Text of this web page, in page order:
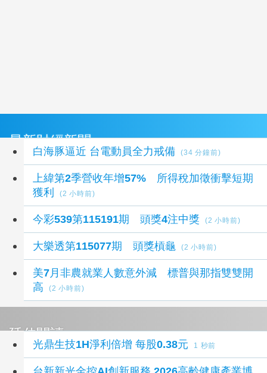
最新財經新聞
白海豚逼近 台電動員全力戒備 (34 分鐘前)
上緯第2季營收年增57% 所得稅加徵衝擊短期
獲利
(2 小時前)
今彩539第115191期 頭獎4注中獎 (2 小時前)
大樂透第115077期 頭獎槓龜 (2 小時前)
美7月非農就業人數意外減 標普與那指雙雙開
高
(2 小時前)
延伸閱讀
光鼎生技1H淨利倍增 每股0.38元 1 秒前